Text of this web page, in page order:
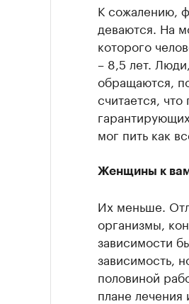
К сожалению,
деваются. На
которого
– 8,5 лет.
обращаются,
считается,
мог пить как
Женщины к
Их меньше.
организмы,
зависимости
зависимость,
половиной
плане лечения